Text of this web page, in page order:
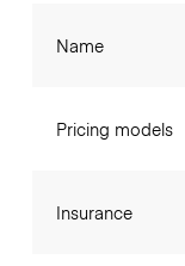
Name
Pricing models
Insurance